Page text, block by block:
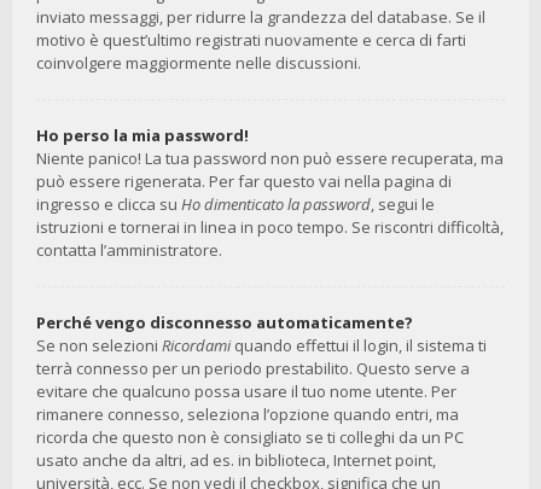
inviato messaggi, per ridurre la grandezza del database. Se il
motivo è quest’ultimo registrati nuovamente e cerca di farti
coinvolgere maggiormente nelle discussioni.
Ho perso la mia password!
Niente panico! La tua password non può essere recuperata, ma
può essere rigenerata. Per far questo vai nella pagina di
ingresso e clicca su Ho dimenticato la password, segui le
istruzioni e tornerai in linea in poco tempo. Se riscontri difficoltà,
contatta l’amministratore.
Perché vengo disconnesso automaticamente?
Se non selezioni Ricordamiquando effettui il login, il sistema ti
terrà connesso per un periodo prestabilito. Questo serve a
evitare che qualcuno possa usare il tuo nome utente. Per
rimanere connesso, seleziona l’opzione quando entri, ma
ricorda che questo non è consigliato se ti colleghi da un PC
usato anche da altri, ad es. in biblioteca, Internet point,
università, ecc. Se non vedi il checkbox, significa che un